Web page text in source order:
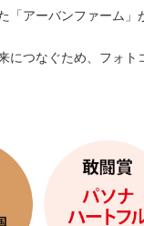
「アーバンファーム」
つなぐため、フォト